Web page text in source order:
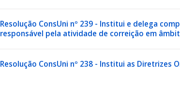
Resolução ConsUni nº 239 - Institui e delega
responsável pela atividade de correição em
Resolução ConsUni nº 238 - Institui as Diretrizes